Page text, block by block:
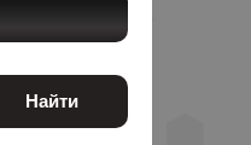
Найти